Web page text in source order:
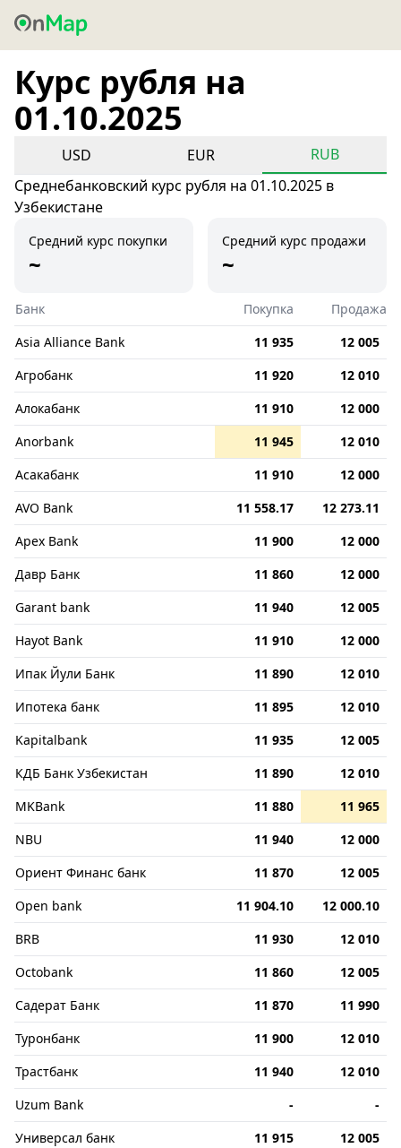
Курс рубля на
01.10.2025
USD EUR
RUB
Среднебанковский курс рубля на 01.10.2025 в
Узбекистане
Средний курс покупки
~
Средний курс продажи
~
Банк Покупка
Продажа
Asia Alliance Bank
11 935
12 005
Агробанк
11 920
12 010
Алокабанк
11 910
12 000
Anorbank
11 945
12 010
Асакабанк
11 910
12 000
AVO Bank
11 558.17
12 273.11
Apex Bank
11 900
12 000
Давр Банк
11 860
12 000
Garant bank
11 940
12 005
Hayot Bank
11 910
12 000
Ипак Йули Банк
11 890
12 010
Ипотека банк
11 895
12 010
Kapitalbank
11 935
12 005
КДБ Банк Узбекистан
11 890
12 010
MKBank
11 880
11 965
NBU
11 940
12 000
Ориент Финанс банк
11 870
12 005
Open bank
11 904.10
12 000.10
BRB
11 930
12 010
Octobank
11 860
12 005
Садерат Банк
11 870
11 990
Туронбанк
11 900
12 010
Трастбанк
11 940
12 010
Uzum Bank
-
-
Универсал банк
11 915
12 005